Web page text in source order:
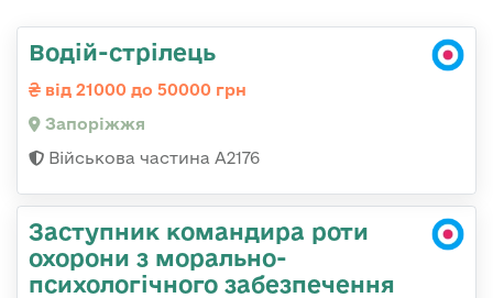
Водій-стрілець
від 21000 до 50000 грн
Запоріжжя
Військова частина А2176
Заступник командира роти
охорони з морально-
психологічного забезпечення